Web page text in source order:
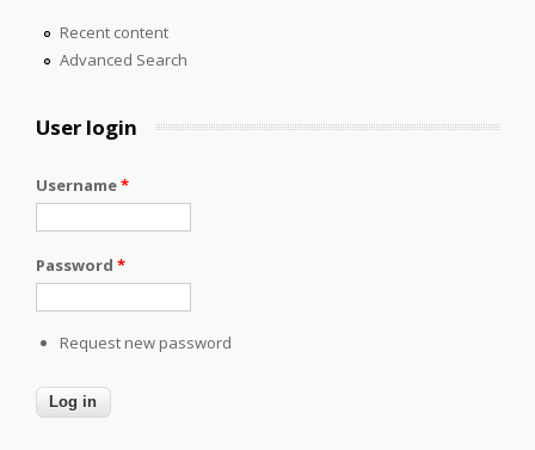
Recent content
Advanced Search
User login
Username*
Password *
Request new password